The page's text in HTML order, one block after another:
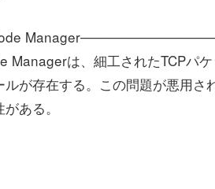
Managerは、細工されたTCPパ
が存在する。この問題が悪用
ある。